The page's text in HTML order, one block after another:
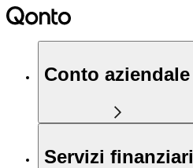
Conto aziendale
Servizi finanziari